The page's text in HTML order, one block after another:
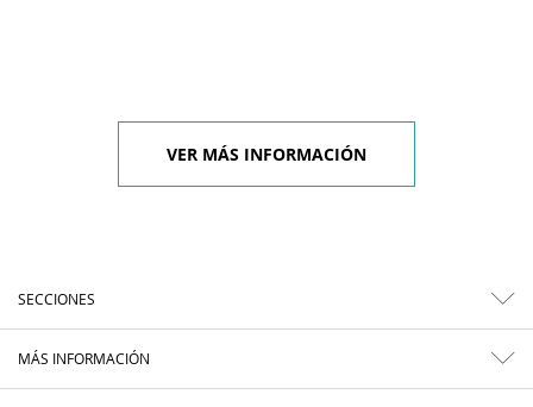
VER MÁS INFORMACIÓN
SECCIONES
MÁS INFORMACIÓN